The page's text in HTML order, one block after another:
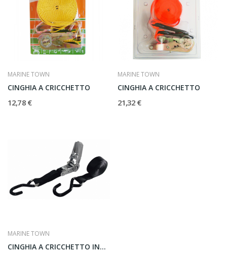
MARINE TOWN
CINGHIA A CRICCHETTO
12,78 €
MARINE TOWN
CINGHIA A CRICCHETTO
21,32 €
MARINE TOWN
CINGHIA A CRICCHETTO INOX